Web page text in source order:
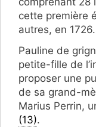
cette première
autres, en 1726.
Pauline de
petite-fille de
proposer une
de sa grand-
Marius Perrin,
(13).